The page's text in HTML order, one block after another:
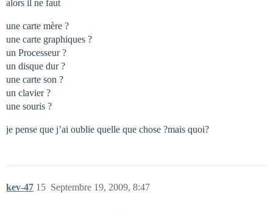
alors il ne faut
une carte mère ?
une carte graphiques ?
un Processeur ?
un disque dur ?
une carte son ?
un clavier ?
une souris ?
je pense que j’ai oublie quelle que chose ?mais quoi?
kev-47 Septembre 19, 2009, 8:47
15